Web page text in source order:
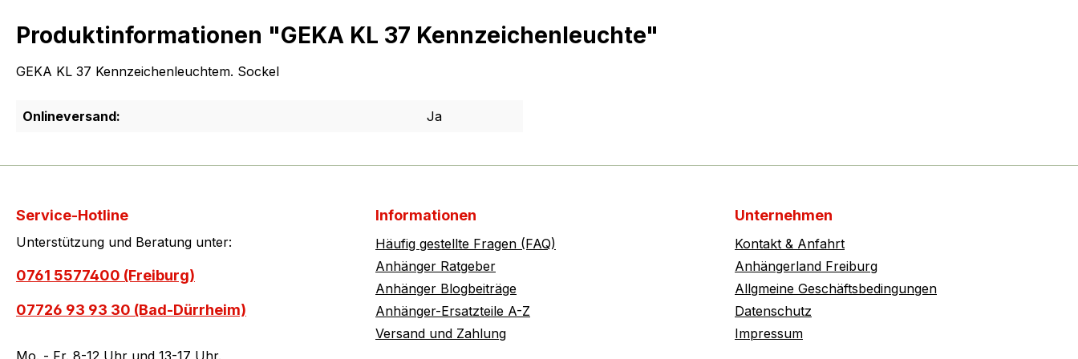
Produktinformationen "GEKA KL 37 Kennzeichenleuchte"
GEKA KL 37 Kennzeichenleuchtem. Sockel
Onlineversand: Ja
Service-Hotline
Unterstützung und Beratung unter:
0761 5577400 (Freiburg)
07726 93 93 30 (Bad-Dürrheim)
Informationen
Häufig gestellte Fragen (FAQ)
Anhänger Ratgeber
Anhänger Blogbeiträge
Anhänger-Ersatzteile A-Z
Versand und Zahlung
Unternehmen
Kontakt & Anfahrt
Anhängerland Freiburg
Allgmeine Geschäftsbedingungen
Datenschutz
Impressum